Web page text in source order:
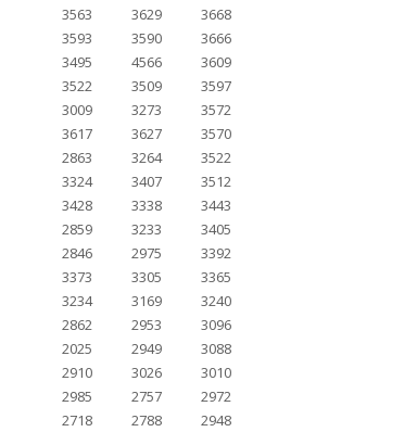
3563 3629
3668
3593 3590
3666
3495 4566
3609
3522 3509
3597
3009 3273
3572
3617 3627
3570
2863 3264
3522
3324 3407
3512
3428 3338
3443
2859 3233
3405
2846 2975
3392
3373 3305
3365
3234 3169
3240
2862 2953
3096
2025 2949
3088
2910 3026
3010
2985 2757
2972
2718 2788 2948